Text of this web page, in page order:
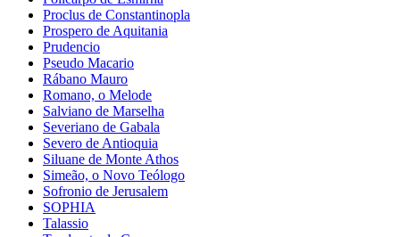
Proclus de Constantinopla
Prospero de Aquitania
Prudencio
Pseudo Macario
Rábano Mauro
Romano, o Melode
Salviano de Marselha
Severiano de Gabala
Severo de Antioquia
Siluane de Monte Athos
Simeão, o Novo Teólogo
Sofronio de Jerusalem
SOPHIA
Talassio